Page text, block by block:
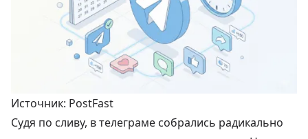
Источник: PostFast
Судя по сливу, в телеграме собрались радикально